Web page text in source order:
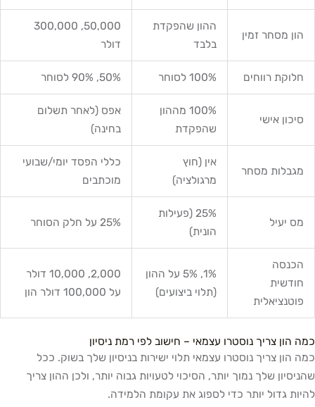
זמין
ההון שהפקדת
בלבד
50,000, 300,000
רווחים
אישי
100% מההון
שהפקדת
אפס (לאחר תשלום
בחינה)
מסחר
אין (חוץ
מרגולציה)
כללי הפסד יומי/שבועי
מוכתבים
25% (פעילות
1%, 5% על ההון
(תלוי ביצועים)
2,000, 10,000 דולר
צריך נוסטרו עצמאי – חישוב לפי רמת ניסיון
צריך נוסטרו עצמאי תלוי ישירות בניסיון שלך בשוק. ככל
שלך נמוך יותר, הסיכוי לטעויות גבוה יותר, ולכן ההון צריך
גדול יותר כדי לספוג את עקומת הלמידה.